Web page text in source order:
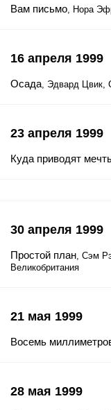
Вам письмо, Нора
16 апреля 1999
Осада, Эдвард
23 апреля 1999
Куда приводят
30 апреля 1999
Простой план, Сэм
Великобритания
21 мая 1999
Восемь
28 мая 1999